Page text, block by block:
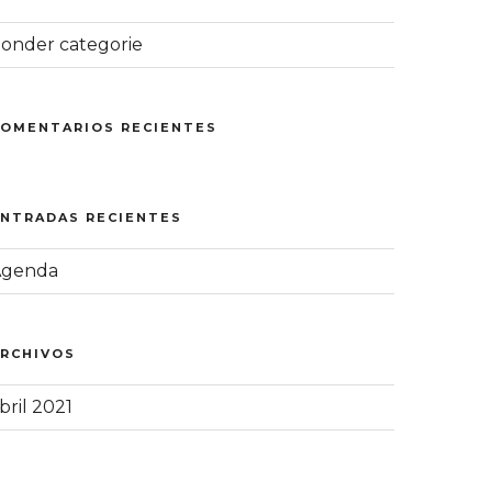
categorie
RECIENTES
RECIENTES
2021